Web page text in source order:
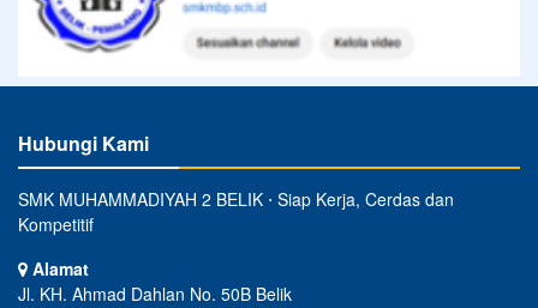
Hubungi Kami
SMK MUHAMMADIYAH 2 BELIK ⋅ Siap Kerja, Cerdas dan
Kompetitif
Alamat
Jl. KH. Ahmad Dahlan No. 50B Belik